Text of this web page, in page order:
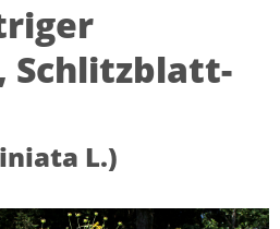
Schlitzblatt-
L.)